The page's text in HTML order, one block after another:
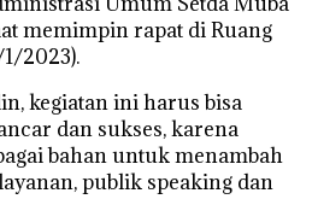
memimpin rapat di Ruang
2023).
kegiatan ini harus bisa
dan sukses, karena
bahan untuk menambah
publik speaking dan